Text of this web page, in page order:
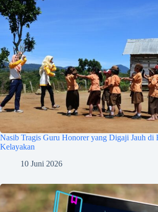
Nasib Tragis Guru Honorer yang Digaji Jauh di
Kelayakan
10 Juni 2026